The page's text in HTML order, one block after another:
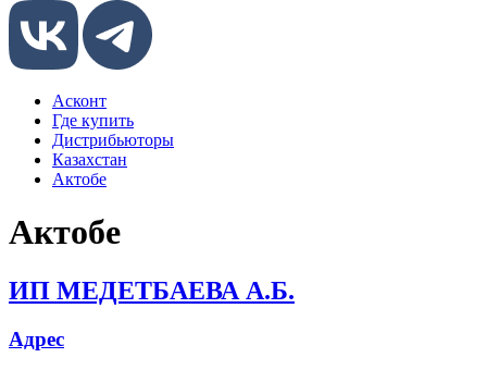
Асконт
Где купить
Дистрибьюторы
Казахстан
Актобе
Актобе
ИП МЕДЕТБАЕВА А.Б.
Адрес